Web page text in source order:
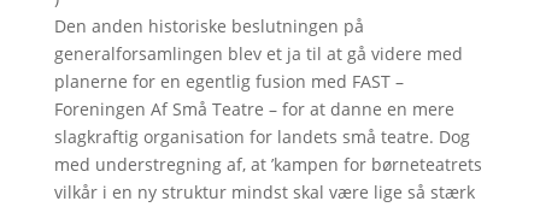
Den anden historiske beslutningen på
generalforsamlingen blev et ja til at gå videre med
planerne for en egentlig fusion med FAST –
Foreningen Af Små Teatre – for at danne en mere
slagkraftig organisation for landets små teatre. Dog
med understregning af, at ’kampen for børneteatrets
vilkår i en ny struktur mindst skal være lige så stærk